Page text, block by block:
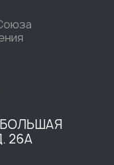
БОЛЬШАЯ
26А